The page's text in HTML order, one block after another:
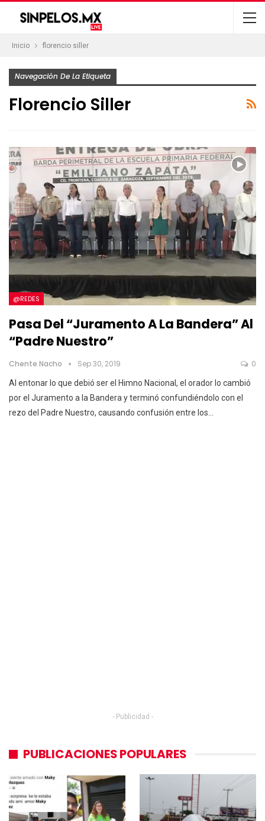
Inicio florencio siller
Navegación De La Etiqueta
Florencio Siller
@REDES
Pasa Del “Juramento A La Bandera” Al
“Padre Nuestro”
Chente Nacho Sep 30, 2019 0
Al entonar lo que debió ser el Himno Nacional, el orador lo cambió
por el Juramento a la Bandera y terminó confundiéndolo con el
rezo del Padre Nuestro, causando confusión entre los…
- Publicidad -
PUBLICACIONES POPULARES